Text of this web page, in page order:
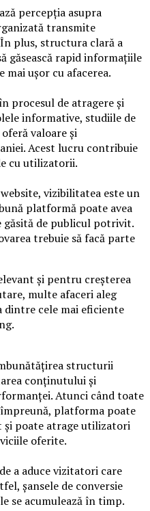
percepția asupra
transmite
plus, structura clară a
găsească rapid informațiile
ușor cu afacerea.
procesul de atragere și
informative, studiile de
valoare și
Acest lucru contribuie
cu utilizatorii.
vizibilitatea este un
platformă poate avea
de publicul potrivit.
trebuie să facă parte
și pentru creșterea
multe afaceri aleg
dintre cele mai eficiente
structurii
conținutului și
Atunci când toate
platforma poate
și poate atrage utilizatori
oferite.
a aduce vizitatori care
șansele de conversie
se acumulează în timp.